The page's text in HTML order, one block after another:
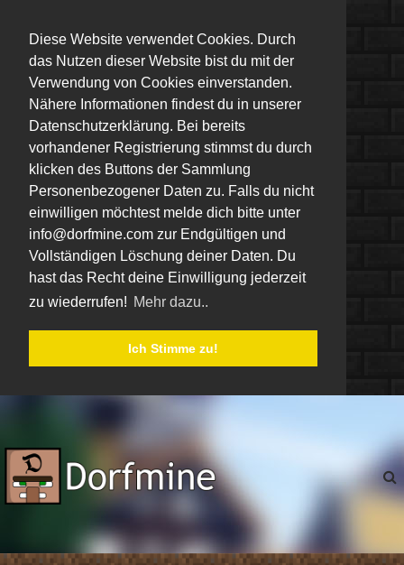
Diese Website verwendet Cookies. Durch
das Nutzen dieser Website bist du mit der
Verwendung von Cookies einverstanden.
Nähere Informationen findest du in unserer
Datenschutzerklärung. Bei bereits
vorhandener Registrierung stimmst du durch
klicken des Buttons der Sammlung
Personenbezogener Daten zu. Falls du nicht
einwilligen möchtest melde dich bitte unter
info@dorfmine.com zur Endgültigen und
Vollständigen Löschung deiner Daten. Du
hast das Recht deine Einwilligung jederzeit
zu wiederrufen! Mehr dazu..
Ich Stimme zu!